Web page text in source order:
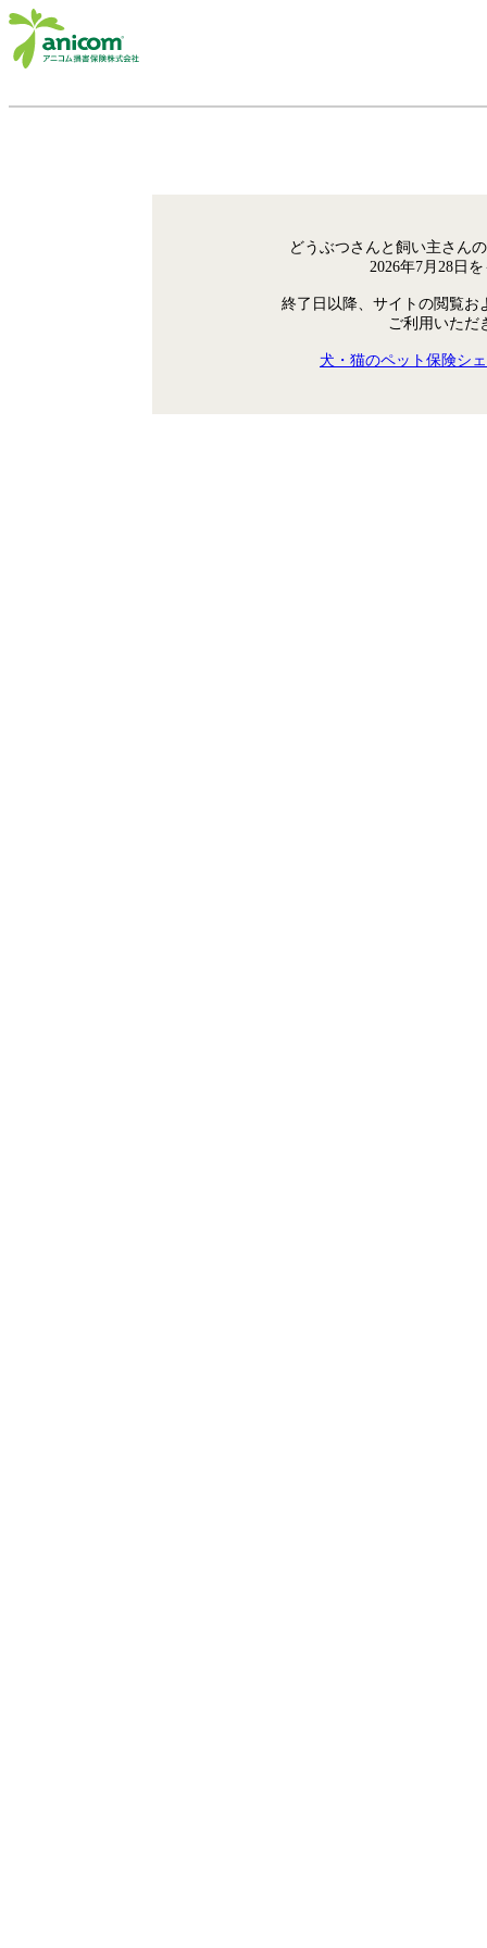
どうぶつさんと飼い主さん
2026年7月28日
終了日以降、サイトの閲覧お
ご利用いただ
犬・猫のペット保険シ